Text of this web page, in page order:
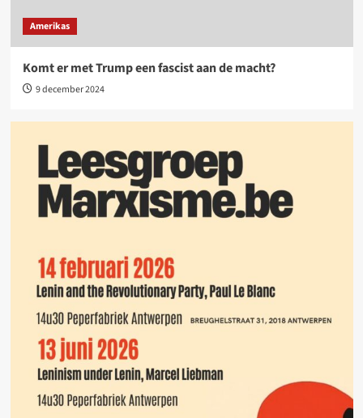
Amerikas
Komt er met Trump een fascist aan de macht?
9 december 2024